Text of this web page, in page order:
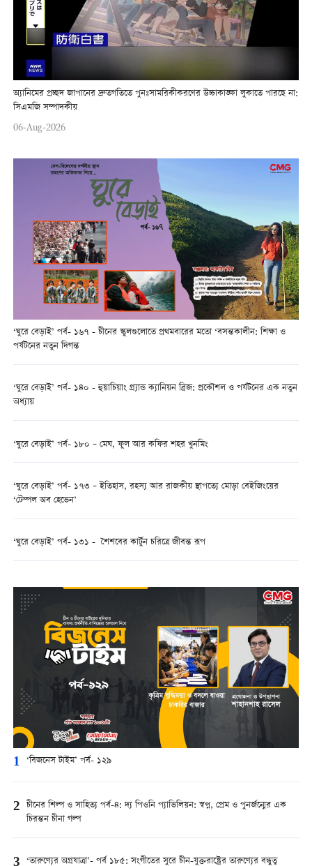
অ্যানিমের প্রচ্ছদ জাপানের দ্রুতগতিতে পুনঃসামরিকীকরণের উচ্চাকাঙ্ক্ষা লুকাতে পারছে না:
সিএমজি সম্পাদকীয়
06-Aug-2026
‘ঘুরে বেড়াই’ পর্ব- ১৬৭ - চীনের স্কুলগুলোতে প্রথমবারের মতো ‘বসন্তকালীন: শিক্ষা ও
পর্যটনের নতুন দিগন্ত
‘ঘুরে বেড়াই’ পর্ব- ১৪০ - হুয়াচিয়াং গ্র্যান্ড ক্যানিয়ন ব্রিজ: প্রকৌশল ও পর্যটনের এক নতুন
অধ্যায়
‘ঘুরে বেড়াই’ পর্ব- ১৮০ – মেঘ, ফুল আর কফির শহর খুনমিং
‘ঘুরে বেড়াই’ পর্ব- ১৭৩ – ইতিহাস, রহস্য আর রাজকীয় স্থাপত্যে মোড়া বেইজিংয়ের
‘টেম্পল অব হেভেন’
‘ঘুরে বেড়াই’ পর্ব- ১৩১ - শৈশবের কার্টুন চরিত্রে জীবন্ত রূপ
1 ‘বিজনেস টাইম’ পর্ব- ১২৯
2 চীনের শিল্প ও সাহিত্য পর্ব-৪: দ্য পিওনি প্যাভিলিয়ন: স্বপ্ন, প্রেম ও পুনর্জন্মের এক
চিরন্তন চীনা গল্প
‘তারুণ্যের অগ্রযাত্রা’- পর্ব ১৮৫: সংগীতের সুরে চীন-যুক্তরাষ্ট্রের তারুণ্যের বন্ধুত্ব